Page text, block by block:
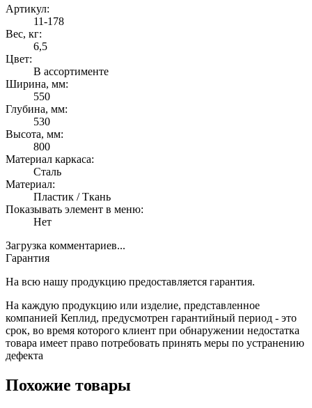
Артикул:
11-178
Вес, кг:
6,5
Цвет:
В ассортименте
Ширина, мм:
550
Глубина, мм:
530
Высота, мм:
800
Материал каркаса:
Сталь
Материал:
Пластик / Ткань
Показывать элемент в меню:
Нет
Загрузка комментариев...
Гарантия
На всю нашу продукцию предоставляется гарантия.
На каждую продукцию или изделие, представленное
компанией Кеплид, предусмотрен гарантийный период - это
срок, во время которого клиент при обнаружении недостатка
товара имеет право потребовать принять меры по устранению
дефекта
Похожие товары